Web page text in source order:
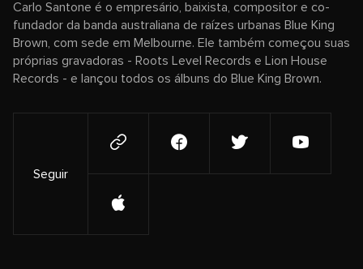
Carlo Santone é o empresário, baixista, compositor e co-
fundador da banda australiana de raízes urbanas Blue King
Brown, com sede em Melbourne. Ele também começou suas
próprias gravadoras - Roots Level Records e Lion House
Records - e lançou todos os álbuns do Blue King Brown.
Seguir